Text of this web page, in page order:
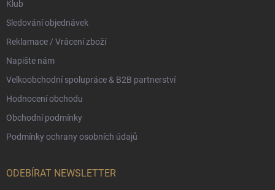
Klub
Sledování objednávek
Reklamace / Vrácení zboží
Napište nám
Velkoobchodní spolupráce & B2B partnerství
Hodnocení obchodu
Obchodní podmínky
Podmínky ochrany osobních údajů
ODEBÍRAT NEWSLETTER